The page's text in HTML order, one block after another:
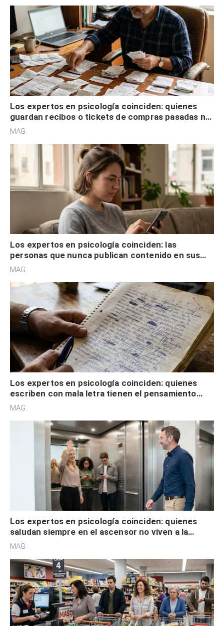
Los expertos en psicología coinciden: quienes
guardan recibos o tickets de compras pasadas no
son acumuladores, sino que tienen necesidad de
MAG.
Los expertos en psicología coinciden: las
personas que nunca publican contenido en sus
redes sociales no pretenden buscar validación
MAG.
Los expertos en psicología coinciden: quienes
escriben con mala letra tienen el pensamiento
acelerado y no lo hacen por desinterés
MAG.
Los expertos en psicología coinciden: quienes
saludan siempre en el ascensor no viven a la
defensiva y tienen apertura social
MAG.